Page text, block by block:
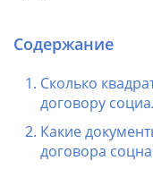
Содержание
Сколько
договору
Какие
договора